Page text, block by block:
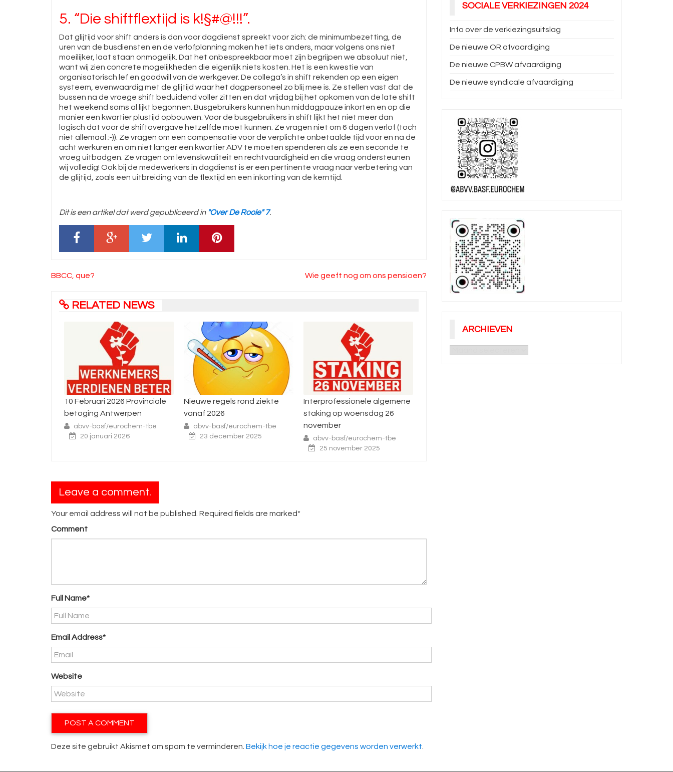
5. “Die shiftflextijd is k!§#@!!!”.
Dat glijtijd voor shift anders is dan voor dagdienst spreekt voor zich: de minimumbezetting, de
uren van de busdiensten en de verlofplanning maken het iets anders, maar volgens ons niet
moeilijker, laat staan onmogelijk. Dat het onbespreekbaar moet zijn begrijpen we absoluut niet,
want wij zien concrete mogelijkheden die eigenlijk niets kosten. Het is een kwestie van
organisatorisch lef en goodwill van de werkgever. De collega’s in shift rekenden op een eigen
systeem, evenwaardig met de glijtijd waar het dagpersoneel zo blij mee is. Ze stellen vast dat de
bussen na de vroege shift beduidend voller zitten en dat vrijdag bij het opkomen van de late shift
het weekend soms al lijkt begonnen. Busgebruikers kunnen hun middagpauze inkorten en op die
manier een kwartier plustijd opbouwen. Voor de busgebruikers in shift lijkt het niet meer dan
logisch dat voor de shiftovergave hetzelfde moet kunnen. Ze vragen niet om 6 dagen verlof (toch
niet allemaal ;-)). Ze vragen om een compensatie voor de verplichte onbetaalde tijd voor en na de
acht werkuren en om niet langer een kwartier ADV te moeten spenderen als ze een seconde te
vroeg uitbadgen. Ze vragen om levenskwaliteit en rechtvaardigheid en die vraag ondersteunen
wij volledig! Ook bij de medewerkers in dagdienst is er een pertinente vraag naar verbetering van
de glijtijd, zoals een uitbreiding van de flextijd en een inkorting van de kerntijd.
Dit is een artikel dat werd gepubliceerd in "Over De Rooie" 7.
Bericht
BBCC, que? Wie geeft nog om ons pensioen?
RELATED NEWS
Nieuwe regels rond ziekte
vanaf 2026
abvv-basf/eurochem-tbe
23 december 2025
Interprofessionele algemene
staking op woensdag 26
november
abvv-basf/eurochem-tbe
Enquête nacht- en
ploegenarbeid
abvv-basf/eurochem-tbe
16 juli 2025
Leave a comment.
Your email address will not be published. Required fields are marked*
Comment
Full Name*
Email Address*
Website
Deze site gebruikt Akismet om spam te verminderen. Bekijk hoe je reactie gegevens worden verwerkt
SOCIALE VERKIEZINGEN 2024
Info over de verkiezingsuitslag
De nieuwe OR afvaardiging
De nieuwe CPBW afvaardiging
De nieuwe syndicale afvaardiging
ARCHIEVEN